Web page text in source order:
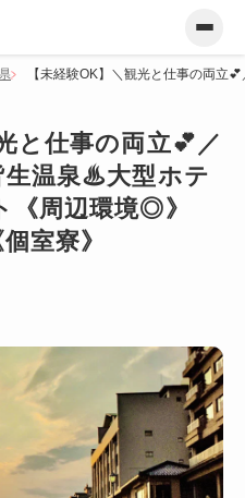
【未経験OK】＼観光と仕事の両立
と仕事の両立💕／
生温泉♨大型ホテ
《周辺環境◎》
室寮》